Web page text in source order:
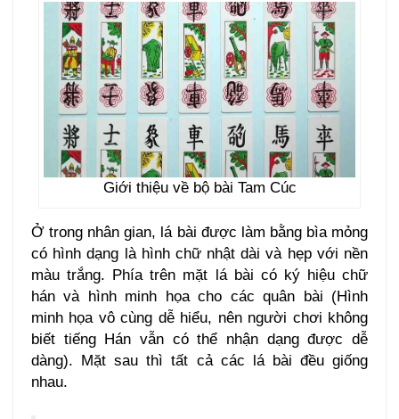
Giới thiệu về bộ bài Tam Cúc
Ở trong nhân gian, lá bài được làm bằng bìa mỏng
có hình dạng là hình chữ nhật dài và hẹp với nền
màu trắng. Phía trên mặt lá bài có ký hiệu chữ
hán và hình minh họa cho các quân bài (Hình
minh họa vô cùng dễ hiểu, nên người chơi không
biết tiếng Hán vẫn có thể nhận dạng được dễ
dàng). Mặt sau thì tất cả các lá bài đều giống
nhau.